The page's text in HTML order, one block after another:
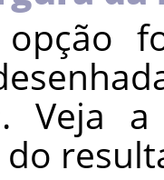
opção
Veja